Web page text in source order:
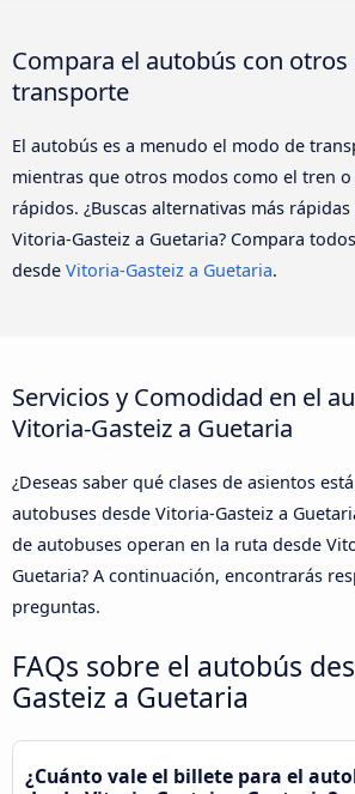
Compara el autobús con
transporte
El autobús es a menudo el modo de
mientras que otros modos como el tren
rápidos. ¿Buscas alternativas más
Vitoria-Gasteiz a Guetaria? Compara
desde Vitoria-Gasteiz a Guetaria.
Servicios y Comodidad en el
Vitoria-Gasteiz a Guetaria
¿Deseas saber qué clases de asientos
autobuses desde Vitoria-Gasteiz a
de autobuses operan en la ruta desde
Guetaria? A continuación, encontrarás
preguntas.
FAQs sobre el autobús
Gasteiz a Guetaria
¿Cuánto vale el billete para el